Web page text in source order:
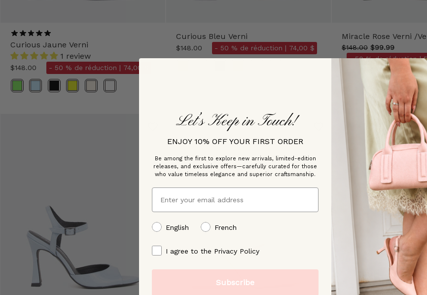
Curious Jaune Verni
1 review
$148.00 - 50 % de réduction | 74,00 $
Couleur
Curious Bleu Verni
$148.00 - 50 % de réduction | 74,00 $
Miracle Rose Verni /
$148.00 $99.99
- 50 % de réduction |
Let’s Keep in Touch!
ENJOY 10% OFF YOUR FIRST ORDER
Be among the first to explore new arrivals, limited-edition
releases, and exclusive offers—carefully curated for those
who value timeless elegance and superior craftsmanship.
Email
preffered language
English French
By signing up, you agree to our [Privacy Policy]
I agree to the Privacy Policy
Subscribe